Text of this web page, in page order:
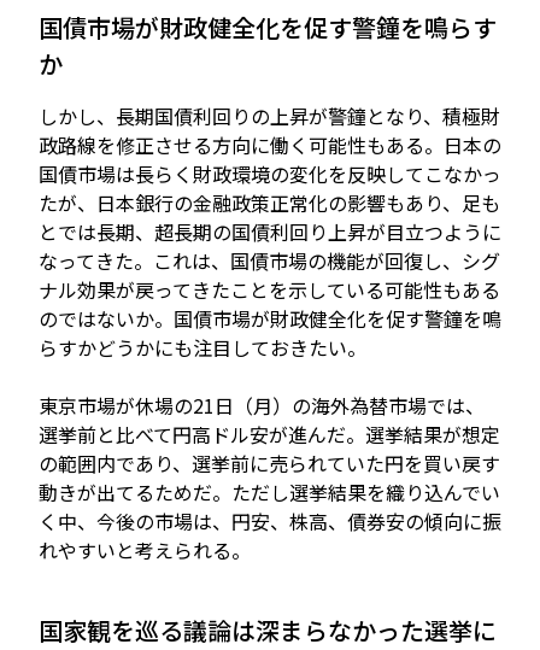
国債市場が財政健全化を促す警鐘を鳴らす
か
しかし、長期国債利回りの上昇が警鐘となり、積極財
政路線を修正させる方向に働く可能性もある。日本の
国債市場は長らく財政環境の変化を反映してこなかっ
たが、日本銀行の金融政策正常化の影響もあり、足も
とでは長期、超長期の国債利回り上昇が目立つように
なってきた。これは、国債市場の機能が回復し、シグ
ナル効果が戻ってきたことを示している可能性もある
のではないか。国債市場が財政健全化を促す警鐘を鳴
らすかどうかにも注目しておきたい。
東京市場が休場の21日（月）の海外為替市場では、
選挙前と比べて円高ドル安が進んだ。選挙結果が想定
の範囲内であり、選挙前に売られていた円を買い戻す
動きが出てるためだ。ただし選挙結果を織り込んでい
く中、今後の市場は、円安、株高、債券安の傾向に振
れやすいと考えられる。
国家観を巡る議論は深まらなかった選挙に